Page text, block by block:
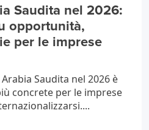
Saudita nel 2026:
opportunità,
per le imprese
Saudita nel 2026 è
concrete per le imprese